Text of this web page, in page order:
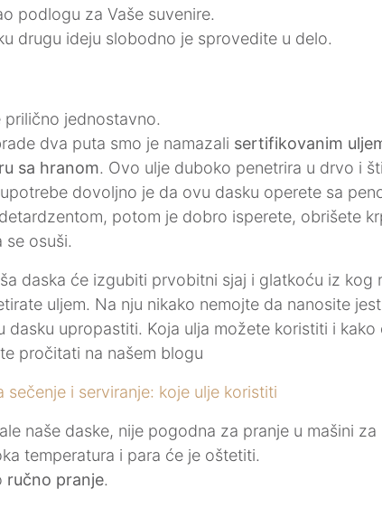
podlogu za Vaše suvenire.
drugu ideju slobodno je sprovedite u delo.
jednostavno.
dva puta smo je namazali sertifikovanim
sa hranom. Ovo ulje duboko penetrira u drvo i
dovoljno je da ovu dasku operete sa
potom je dobro isperete, obrišete
se osuši.
daska će izgubiti prvobitni sjaj i glatkoću iz kog
uljem. Na nju nikako nemojte da nanosite
dasku upropastiti. Koja ulja možete koristiti i kako
pročitati na našem blogu
sečenje i serviranje: koje ulje koristiti
naše daske, nije pogodna za pranje u mašini
temperatura i para će je oštetiti.
ručno pranje.